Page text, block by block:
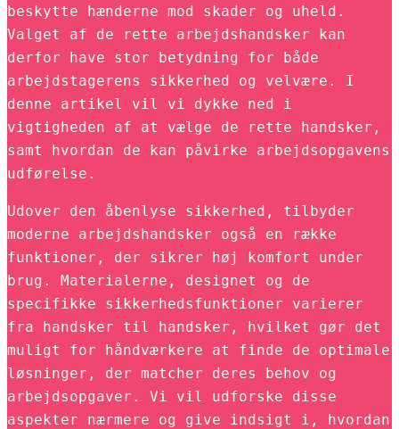
beskytte hænderne mod skader og uheld.
Valget af de rette arbejdshandsker kan
derfor have stor betydning for både
arbejdstagerens sikkerhed og velvære. I
denne artikel vil vi dykke ned i
vigtigheden af at vælge de rette handsker,
samt hvordan de kan påvirke arbejdsopgavens
udførelse.
Udover den åbenlyse sikkerhed, tilbyder
moderne arbejdshandsker også en række
funktioner, der sikrer høj komfort under
brug. Materialerne, designet og de
specifikke sikkerhedsfunktioner varierer
fra handsker til handsker, hvilket gør det
muligt for håndværkere at finde de optimale
løsninger, der matcher deres behov og
arbejdsopgaver. Vi vil udforske disse
aspekter nærmere og give indsigt i, hvordan